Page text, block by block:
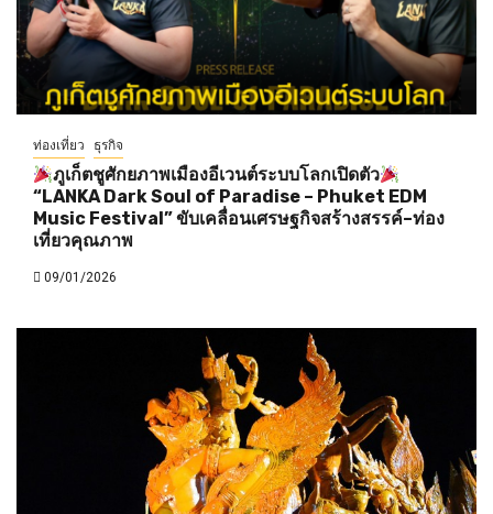
ท่องเที่ยว ธุรกิจ
ภูเก็ตชูศักยภาพเมืองอีเวนต์ระบบโลกเปิดตัว
“LANKA Dark Soul of Paradise – Phuket EDM
Music Festival” ขับเคลื่อนเศรษฐกิจสร้างสรรค์–ท่อง
เที่ยวคุณภาพ
09/01/2026